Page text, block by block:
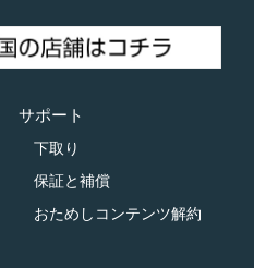
サポート
下取り
保証と補償
おためしコンテンツ解約